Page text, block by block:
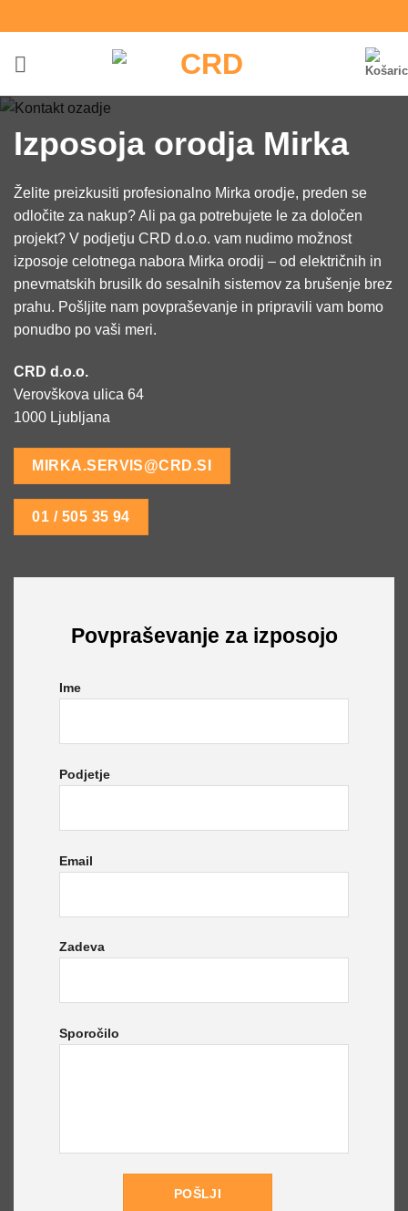
na
vsebino
Izposoja orodja Mirka
Želite preizkusiti profesionalno Mirka orodje, preden se
odločite za nakup? Ali pa ga potrebujete le za določen
projekt? V podjetju CRD d.o.o. vam nudimo možnost
izposoje celotnega nabora Mirka orodij – od električnih in
pnevmatskih brusilk do sesalnih sistemov za brušenje brez
prahu. Pošljite nam povpraševanje in pripravili vam bomo
ponudbo po vaši meri.
CRD d.o.o.
Verovškova ulica 64
1000 Ljubljana
MIRKA.SERVIS@CRD.SI
01 / 505 35 94
Povpraševanje za izposojo
Ime
Podjetje
Email
Zadeva
Sporočilo